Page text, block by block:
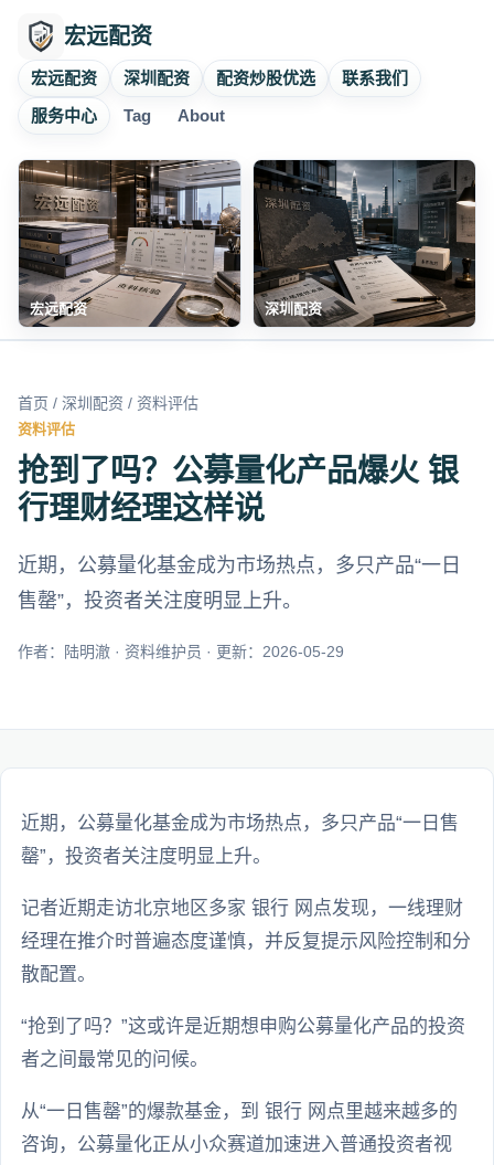
宏远配资
宏远配资 深圳配资 配资炒股优选
联系我们
服务中心
Tag About
宏远配资 深圳配资
首页 / 深圳配资 / 资料评估
资料评估
抢到了吗？公募量化产品爆火 银
行理财经理这样说
近期，公募量化基金成为市场热点，多只产品“一日
售罄”，投资者关注度明显上升。
作者：陆明澈 · 资料维护员 · 更新：2026-05-29
近期，公募量化基金成为市场热点，多只产品“一日售
罄”，投资者关注度明显上升。
记者近期走访北京地区多家 银行 网点发现，一线理财
经理在推介时普遍态度谨慎，并反复提示风险控制和分
散配置。
“抢到了吗？”这或许是近期想申购公募量化产品的投资
者之间最常见的问候。
从“一日售罄”的爆款基金，到 银行 网点里越来越多的
咨询，公募量化正从小众赛道加速进入普通投资者视